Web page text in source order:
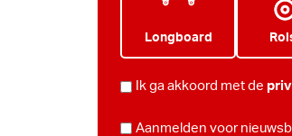
Longboard
PRIVACY
Ik ga akkoord met de
NIEUWSBRIEF
Aanmelden voor